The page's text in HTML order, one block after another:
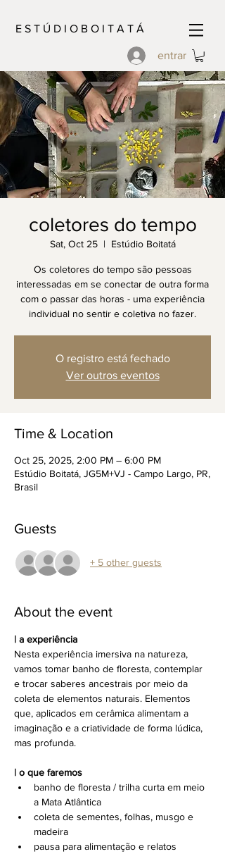
E S T Ú D I O B O I T A T Á
entrar
coletores do tempo
Sat, Oct 25
  |
Estúdio Boitatá
Os coletores do tempo são pessoas
interessadas em se conectar de outra forma
com o passar das horas - uma experiência
individual no sentir e coletiva no fazer.
O registro está fechado
Ver outros eventos
Time & Location
Oct 25, 2025, 2:00 PM – 6:00 PM
Estúdio Boitatá, JG5M+VJ - Campo Largo, PR,
Brasil
Guests
+ 5 other guests
About the event
| a experiência
Nesta experiência imersiva na natureza,
vamos tomar banho de floresta, contemplar
e trocar saberes ancestrais por meio da
coleta de elementos naturais. Elementos
que, aplicados em cerâmica alimentam a
imaginação e a criatividade de forma lúdica,
mas profunda.
| o que faremos
banho de floresta / trilha curta em meio
a Mata Atlântica
coleta de sementes, folhas, musgo e
madeira
pausa para alimentação e relatos